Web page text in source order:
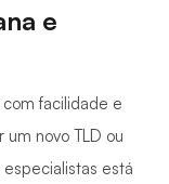
e
facilidade e
novo TLD ou
está